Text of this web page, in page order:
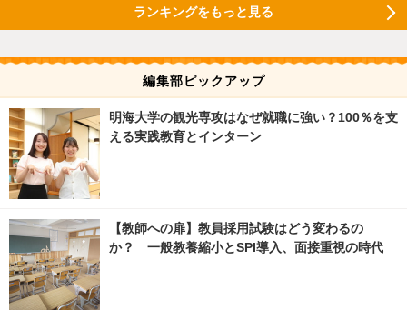
ランキングをもっと見る
編集部ピックアップ
明海大学の観光専攻はなぜ就職に強い？100％を支
える実践教育とインターン
【教師への扉】教員採用試験はどう変わるの
か？ 一般教養縮小とSPI導入、面接重視の時代